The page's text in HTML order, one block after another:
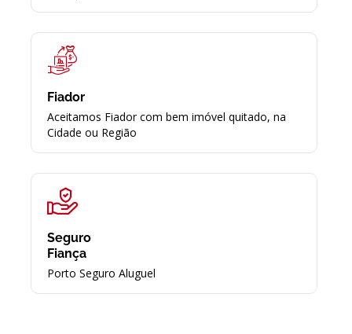
Fiador
Aceitamos Fiador com bem imóvel quitado, na
Cidade ou Região
Seguro
Fiança
Porto Seguro Aluguel